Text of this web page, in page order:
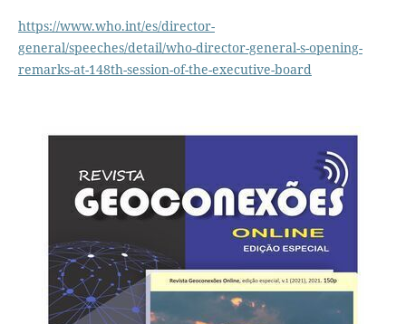
https://www.who.int/es/director-
general/speeches/detail/who-director-general-s-opening-
remarks-at-148th-session-of-the-executive-board